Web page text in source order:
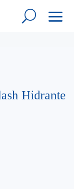
Hidrante